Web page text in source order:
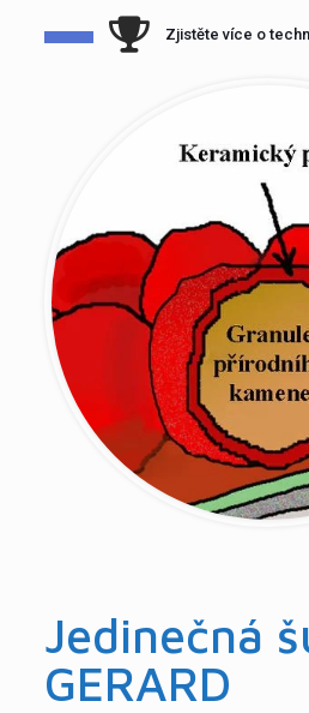
Zjistěte více o
Jedinečná
GERARD